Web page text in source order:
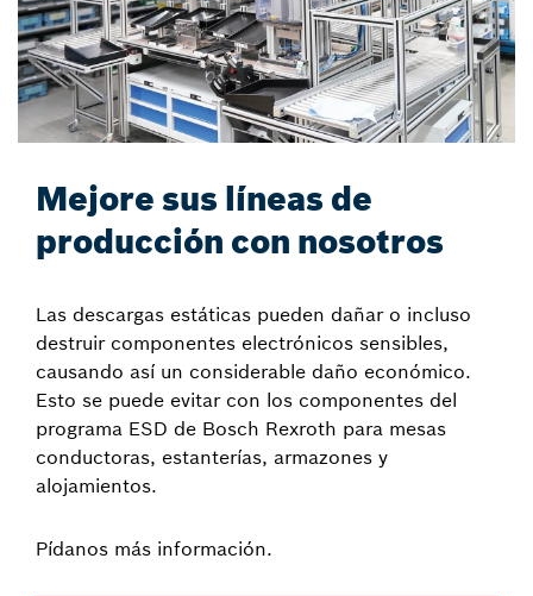
Mejore sus líneas de
producción con nosotros
Las descargas estáticas pueden dañar o incluso
destruir componentes electrónicos sensibles,
causando así un considerable daño económico.
Esto se puede evitar con los componentes del
programa ESD de Bosch Rexroth para mesas
conductoras, estanterías, armazones y
alojamientos.
Pídanos más información.